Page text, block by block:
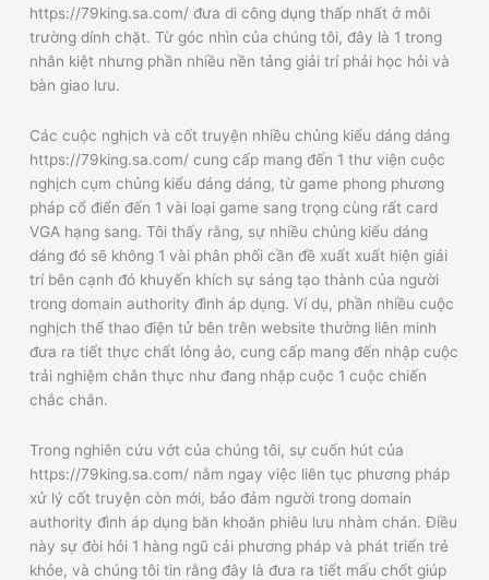
https://79king.sa.com/ đưa di công dụng thấp nhất ở môi
trường dính chặt. Từ góc nhìn của chúng tôi, đây là 1 trong
nhân kiệt nhưng phần nhiều nền tảng giải trí phải học hỏi và
bàn giao lưu.
Các cuộc nghịch và cốt truyện nhiều chủng kiểu dáng dáng
https://79king.sa.com/ cung cấp mang đến 1 thư viện cuộc
nghịch cụm chủng kiểu dáng dáng, từ game phong phương
pháp cổ điển đến 1 vài loại game sang trọng cùng rất card
VGA hạng sang. Tôi thấy rằng, sự nhiều chủng kiểu dáng
dáng đó sẽ không 1 vài phân phối cần đề xuất xuất hiện giải
trí bên cạnh đó khuyến khích sự sáng tạo thành của người
trong domain authority đình áp dụng. Ví dụ, phần nhiều cuộc
nghịch thể thao điện tử bên trên website thường liên minh
đưa ra tiết thực chất lỏng ảo, cung cấp mang đến nhập cuộc
trải nghiệm chân thực như đang nhập cuộc 1 cuộc chiến
chắc chắn.
Trong nghiên cứu vớt của chúng tôi, sự cuốn hút của
https://79king.sa.com/ nằm ngay việc liên tục phương pháp
xử lý cốt truyện còn mới, bảo đảm người trong domain
authority đình áp dụng băn khoăn phiêu lưu nhàm chán. Điều
này sự đòi hỏi 1 hàng ngũ cải phương pháp và phát triển trẻ
khỏe, và chúng tôi tin rằng đây là đưa ra tiết mấu chốt giúp